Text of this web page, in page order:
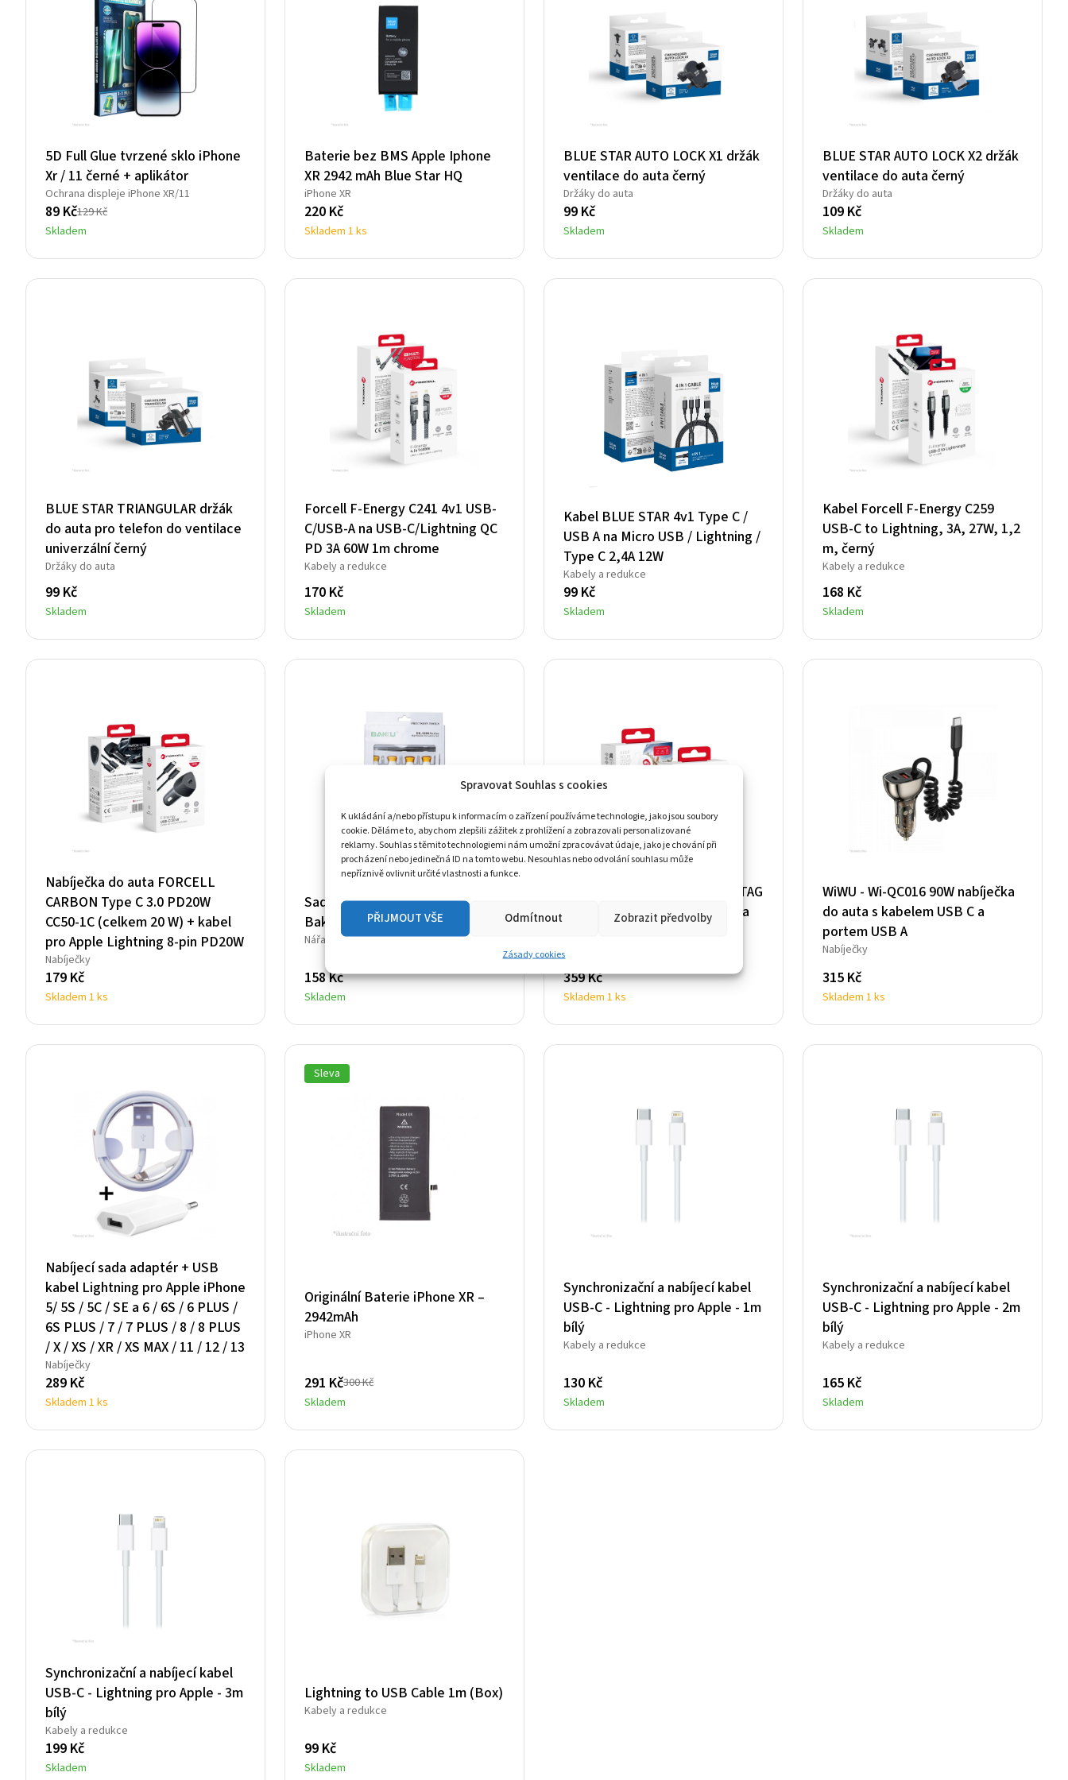
Spravovat Souhlas s cookies
K ukládání a/nebo přístupu k informacím o zařízení používáme technologie, jako jsou soubory
cookie. Děláme to, abychom zlepšili zážitek z prohlížení a zobrazovali personalizované
reklamy. Souhlas s těmito technologiemi nám umožní zpracovávat údaje, jako je chování při
procházení nebo jedinečná ID na tomto webu. Nesouhlas nebo odvolání souhlasu může
nepříznivě ovlivnit určité vlastnosti a funkce.
PŘIJMOUT VŠE Odmítnout Zobrazit předvolby
Zásady cookies
5D Full Glue tvrzené sklo iPhone
Xr / 11 černé + aplikátor
Ochrana displeje iPhone XR/11
129Kč
Původní
cena
byla:
129 Kč.
89 Kč
Aktuální
cena
je:
89 Kč.
Skladem
Baterie bez BMS Apple Iphone
XR 2942 mAh Blue Star HQ
iPhone XR
220 Kč
Skladem 1 ks
BLUE STAR AUTO LOCK X1 držák
ventilace do auta černý
Držáky do auta
99 Kč
Skladem
BLUE STAR AUTO LOCK X2 držák
ventilace do auta černý
Držáky do auta
109 Kč
Skladem
BLUE STAR TRIANGULAR držák
do auta pro telefon do ventilace
univerzální černý
Držáky do auta
99 Kč
Skladem
Forcell F-Energy C241 4v1 USB-
C/USB-A na USB-C/Lightning QC
PD 3A 60W 1m chrome
Kabely a redukce
170 Kč
Skladem
Kabel BLUE STAR 4v1 Type C /
USB A na Micro USB / Lightning /
Type C 2,4A 12W
Kabely a redukce
99 Kč
Skladem
Kabel Forcell F-Energy C259
USB-C to Lightning, 3A, 27W, 1,2
m, černý
Kabely a redukce
168 Kč
Skladem
Nabíječka do auta FORCELL
CARBON Type C 3.0 PD20W
CC50-1C (celkem 20 W) + kabel
pro Apple Lightning 8-pin PD20W
Nabíječky
179 Kč
Skladem 1 ks
Sada nářadí na mobilní telefon
Baku BK-8800
Nářadí
158Kč
Skladem
Tag FORCELL F-PROTECT F-TAG
F01 Bluetooth lokátor náhrada
AirTag
359Kč
Skladem 1 ks
WiWU - Wi-QC016 90W nabíječka
do auta s kabelem USB C a
portem USB A
Nabíječky
315 Kč
Skladem 1 ks
Nabíjecí sada adaptér + USB
kabel Lightning pro Apple iPhone
5/ 5S / 5C / SE a 6 / 6S / 6 PLUS /
6S PLUS / 7 / 7 PLUS / 8 / 8 PLUS
/ X / XS / XR / XS MAX / 11 / 12 / 13
Nabíječky
289 Kč
Skladem 1 ks
Sleva
Originální Baterie iPhone XR –
2942mAh
iPhone XR
300Kč
Původní
cena
byla:
300 Kč.
291 Kč
Aktuální
cena
je:
291 Kč.
Skladem
Synchronizační a nabíjecí kabel
USB-C - Lightning pro Apple - 1m
bílý
Kabely a redukce
130 Kč
Skladem
Synchronizační a nabíjecí kabel
USB-C - Lightning pro Apple - 2m
bílý
Kabely a redukce
165 Kč
Skladem
Synchronizační a nabíjecí kabel
USB-C - Lightning pro Apple - 3m
bílý
Kabely a redukce
199 Kč
Skladem
Lightning to USB Cable 1m (Box)
Kabely a redukce
99 Kč
Skladem